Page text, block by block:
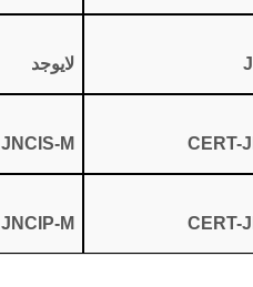
لايوجد
CERT-
JNCIS-M
CERT-
JNCIP-M